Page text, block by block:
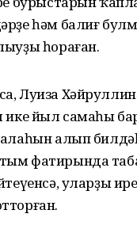
һәм балиғ
һораған.
Луиза
ике йыл самаһы
алып
фатирында
уларҙы